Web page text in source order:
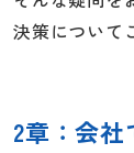
決策について
2章：会